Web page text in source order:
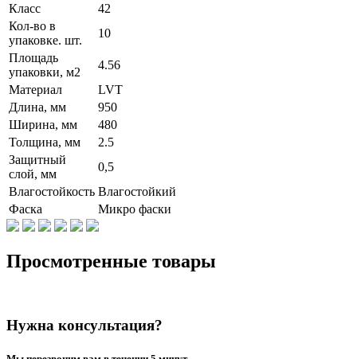
Класс
42
Кол-во в
упаковке. шт.
10
Площадь
упаковки, м2
4.56
Материал
LVT
Длина, мм
950
Ширина, мм
480
Толщина, мм
2.5
Защитный
слой, мм
0,5
Влагостойкость Влагостойкий
Фаска
Микро фаски
Просмотренные товары
Нужна консультация?